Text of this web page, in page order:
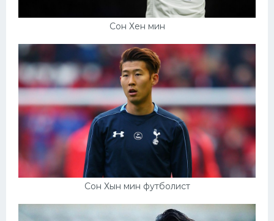
Сон Хен мин
Сон Хын мин футболист